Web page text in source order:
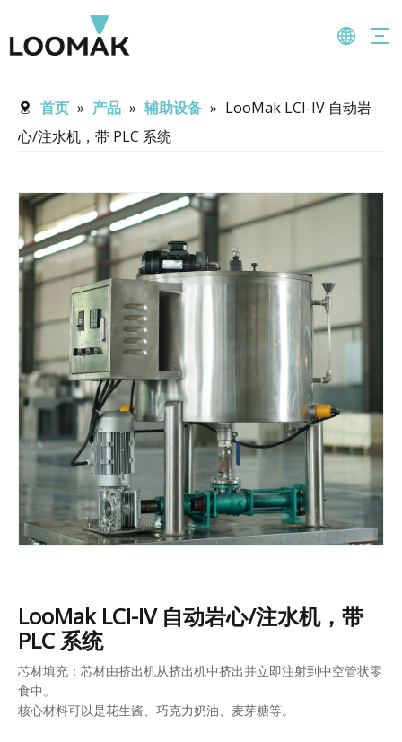
首页 » 产品 » 辅助设备 » LooMak LCI-IV 自动岩
心/注水机，带 PLC 系统
LooMak LCI-IV 自动岩心/注水机，带
PLC 系统
芯材填充：芯材由挤出机从挤出机中挤出并立即注射到中空管状零
食中。
核心材料可以是花生酱、巧克力奶油、麦芽糖等。